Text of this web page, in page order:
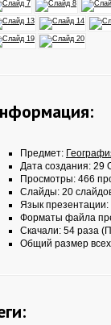
Предмет:
Дата создания: 29
Просмотры: 466
Слайды: 20
Язык презентации:
Форматы файла
Скачали: 54 раза
Общий размер